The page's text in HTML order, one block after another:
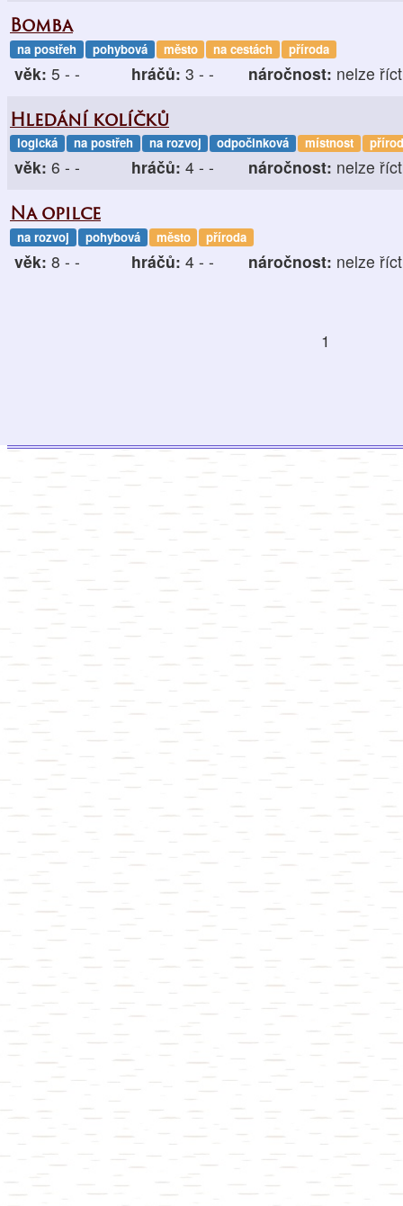
Bomba
na postřeh pohybová město na cestách příroda
věk: 5 - - hráčů: 3 - - náročnost: nelze říct
Hledání kolíčků
logická na postřeh na rozvoj odpočinková místnost
věk: 6 - - hráčů: 4 - - náročnost: nelze říct
Na opilce
na rozvoj pohybová město příroda
věk: 8 - - hráčů: 4 - - náročnost: nelze říct
1